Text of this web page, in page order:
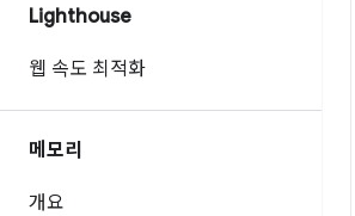
Lighthouse
웹 속도 최적화
메모리
개요